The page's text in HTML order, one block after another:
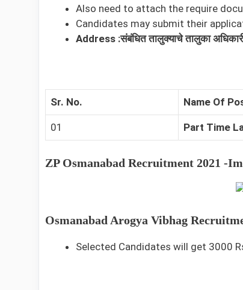
Also need to attach the require
Candidates may submit their
Address :संबंधित तालुक्याचे तालुका अधिकारी
Sr. No. Name Of
01 Part Time
ZP Osmanabad Recruitment 2021 -
Osmanabad Arogya Vibhag
Selected Candidates will get 3000